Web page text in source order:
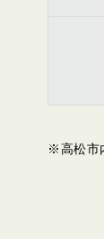
※高松市